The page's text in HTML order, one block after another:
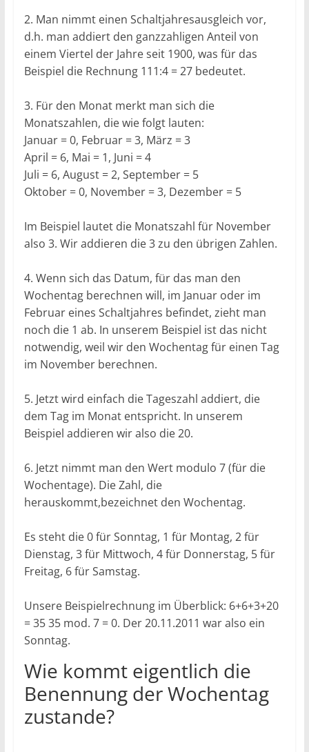
2. Man nimmt einen Schaltjahresausgleich vor,
d.h. man addiert den ganzzahligen Anteil von
einem Viertel der Jahre seit 1900, was für das
Beispiel die Rechnung 111:4 = 27 bedeutet.
3. Für den Monat merkt man sich die
Monatszahlen, die wie folgt lauten:
Januar = 0, Februar = 3, März = 3
April = 6, Mai = 1, Juni = 4
Juli = 6, August = 2, September = 5
Oktober = 0, November = 3, Dezember = 5
Im Beispiel lautet die Monatszahl für November
also 3. Wir addieren die 3 zu den übrigen Zahlen.
4. Wenn sich das Datum, für das man den
Wochentag berechnen will, im Januar oder im
Februar eines Schaltjahres befindet, zieht man
noch die 1 ab. In unserem Beispiel ist das nicht
notwendig, weil wir den Wochentag für einen Tag
im November berechnen.
5. Jetzt wird einfach die Tageszahl addiert, die
dem Tag im Monat entspricht. In unserem
Beispiel addieren wir also die 20.
6. Jetzt nimmt man den Wert modulo 7 (für die
Wochentage). Die Zahl, die
herauskommt,bezeichnet den Wochentag.
Es steht die 0 für Sonntag, 1 für Montag, 2 für
Dienstag, 3 für Mittwoch, 4 für Donnerstag, 5 für
Freitag, 6 für Samstag.
Unsere Beispielrechnung im Überblick: 6+6+3+20
= 35 35 mod. 7 = 0. Der 20.11.2011 war also ein
Sonntag.
Wie kommt eigentlich die
Benennung der Wochentag
zustande?